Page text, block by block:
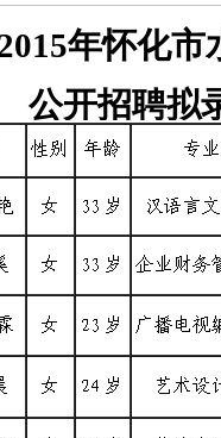
年怀化市
公开招聘拟